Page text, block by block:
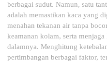
berbagai sudut. Namun, satu
adalah memastikan kaca yang
menahan tekanan air tanpa
keamanan kolam, serta
dalamnya. Menghitung
pertimbangan berbagai faktor,